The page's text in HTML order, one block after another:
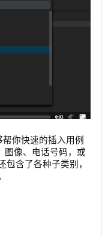
你快速的插入用例
图像、电话号码，或
含了各种子类别，